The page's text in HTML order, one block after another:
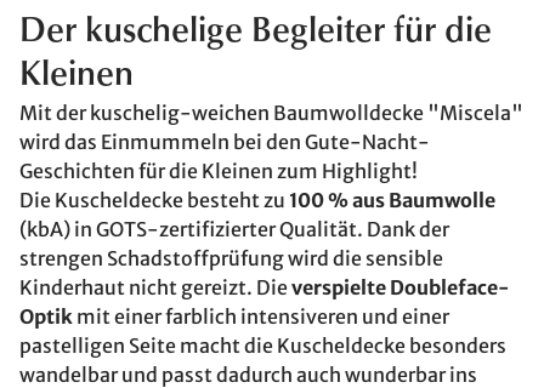
Der kuschelige Begleiter für die
Kleinen
Mit der kuschelig-weichen Baumwolldecke "Miscela"
wird das Einmummeln bei den Gute-Nacht-
Geschichten für die Kleinen zum Highlight!
Die Kuscheldecke besteht zu 100 % aus Baumwolle
(kbA) in GOTS-zertifizierter Qualität. Dank der
strengen Schadstoffprüfung wird die sensible
Kinderhaut nicht gereizt. Dieverspielte Doubleface-
Optik mit einer farblich intensiveren und einer
pastelligen Seite macht die Kuscheldecke besonders
wandelbar und passt dadurch auch wunderbar ins